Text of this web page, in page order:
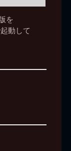
を
動して